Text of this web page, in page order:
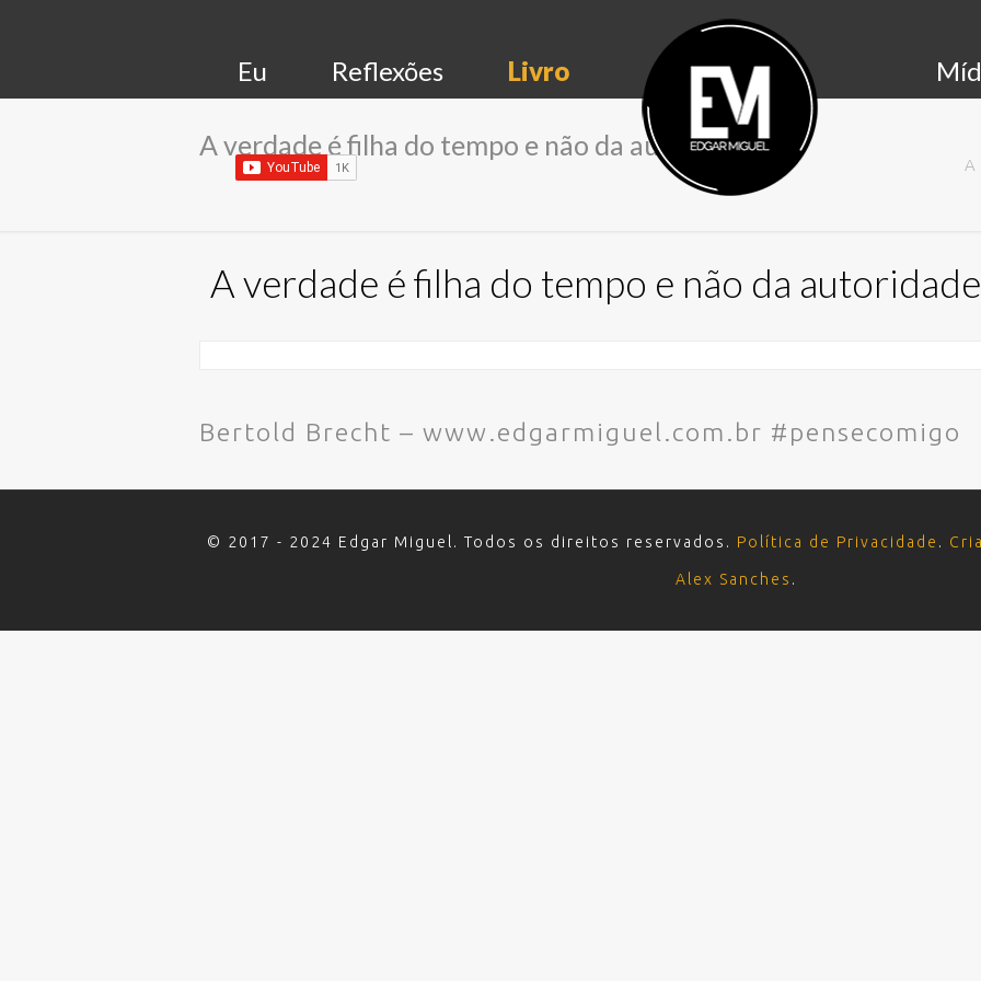
Eu Reflexões Livro
A verdade é filha do tempo e não da autoridade.
A verdade é filha do tempo e não da
Bertold Brecht – www.edgarmiguel.com.br #pensecomigo
© 2017 - 2024 Edgar Miguel. Todos os direitos reservados. Política de Privacidade .
Alex Sanches .